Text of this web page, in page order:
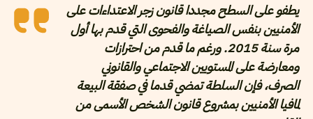
يطفو على السطح مجددا قانون زجر الاعتداءات على
الأمنيين بنفس الصياغة والفحوى التي قدم بها أول
مرة سنة 2015. ورغم ما قدم من احترازات
ومعارضة على المستويين الاجتماعي والقانوني
الصرف، فإن السلطة تمضي قدما في صفقة البيعة
لمافيا الأمنيين بمشروع قانون الشخص الأسمى من